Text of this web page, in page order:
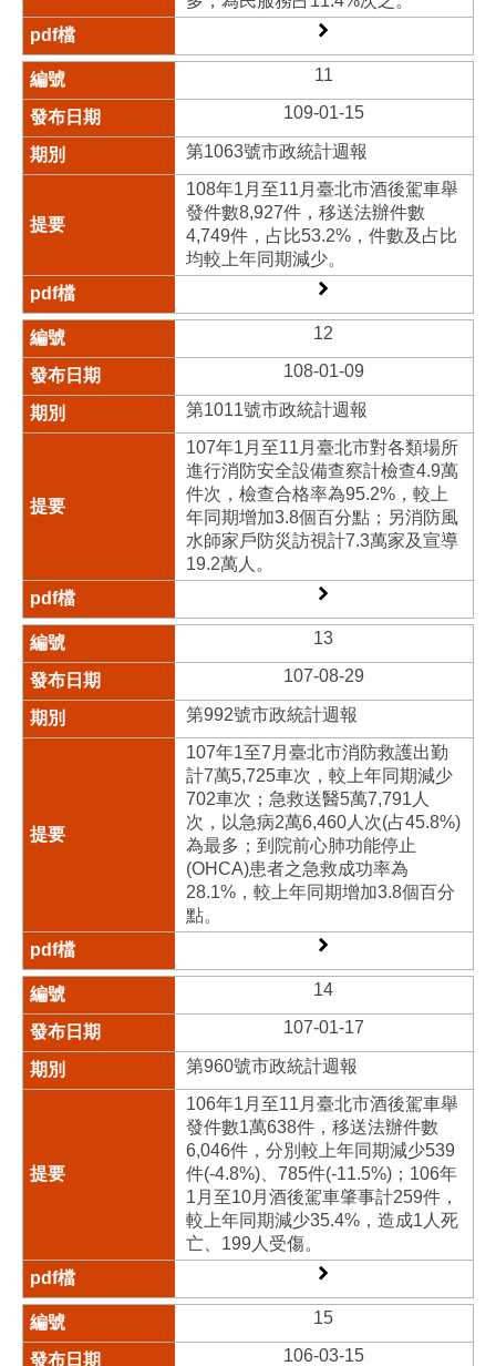
11
109-01-15
第1063號市政統計週報
108年1月至11月臺北市酒後駕車舉
發件數8,927件，移送法辦件數
4,749件，占比53.2%，件數及占比
均較上年同期減少。
12
108-01-09
第1011號市政統計週報
107年1月至11月臺北市對各類場所
進行消防安全設備查察計檢查4.9萬
件次，檢查合格率為95.2%，較上
年同期增加3.8個百分點；另消防風
水師家戶防災訪視計7.3萬家及宣導
19.2萬人。
13
107-08-29
第992號市政統計週報
107年1至7月臺北市消防救護出勤
計7萬5,725車次，較上年同期減少
702車次；急救送醫5萬7,791人
次，以急病2萬6,460人次(占45.8%)
為最多；到院前心肺功能停止
(OHCA)患者之急救成功率為
28.1%，較上年同期增加3.8個百分
點。
14
107-01-17
第960號市政統計週報
106年1月至11月臺北市酒後駕車舉
發件數1萬638件，移送法辦件數
6,046件，分別較上年同期減少539
件(-4.8%)、785件(-11.5%)；106年
1月至10月酒後駕車肇事計259件，
較上年同期減少35.4%，造成1人死
亡、199人受傷。
15
106-03-15